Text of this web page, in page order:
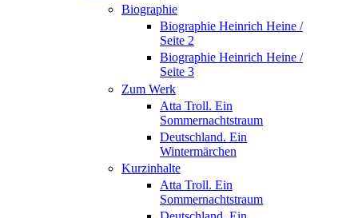
Biographie
Biographie Heinrich Heine /
Seite 2
Biographie Heinrich Heine /
Seite 3
Zum Werk
Atta Troll. Ein
Sommernachtstraum
Deutschland. Ein
Wintermärchen
Kurzinhalte
Atta Troll. Ein
Sommernachtstraum